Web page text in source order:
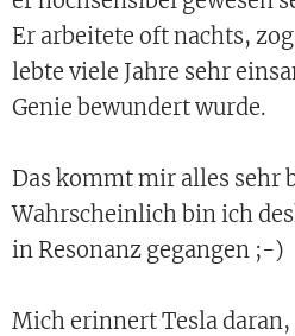
Er arbeitete oft nachts,
lebte viele Jahre sehr
Genie bewundert wurde.
Das kommt mir alles sehr
Wahrscheinlich bin ich
in Resonanz gegangen ;-)
Mich erinnert Tesla